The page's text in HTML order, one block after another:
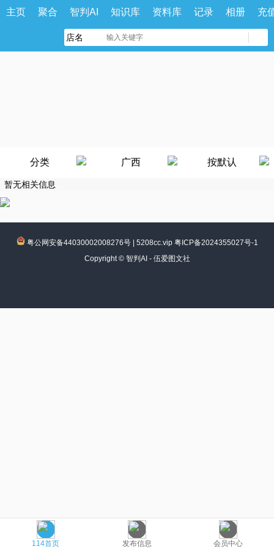
主页 聚合 智判AI 知识库 资料库 记录 相册 充
分类 广西 按默认
暂无相关信息
114首页 发布信息 会员中心
粤公网安备44030002008276号| 5208cc.vip 粤ICP备2024355027号-1
Copyright © 智判AI - 伍爱图文社